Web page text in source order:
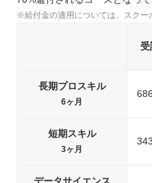
※給付金の適用については、スクー
受
長期プロスキル
6ヶ月
短期スキル
3ヶ月